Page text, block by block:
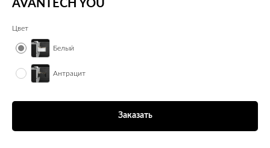
AVANTECH YOU
Цвет
Белый
Антрацит
Заказать